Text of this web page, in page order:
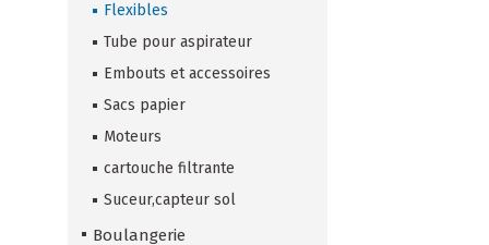
Flexibles
Tube pour aspirateur
Embouts et accessoires
Sacs papier
Moteurs
cartouche filtrante
Suceur,capteur sol
Boulangerie